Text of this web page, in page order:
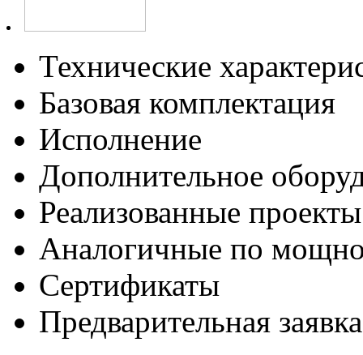
Технические
Базовая комплектация
Исполнение
Дополнительное
Реализованные проекты
Аналогичные по
Сертификаты
Предварительная заявка